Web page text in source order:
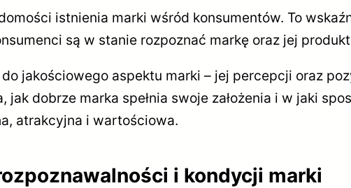
istnienia marki wśród konsumentów. To
są w stanie rozpoznać markę oraz jej
jakościowego aspektu marki – jej percepcji oraz
dobrze marka spełnia swoje założenia i w jaki
atrakcyjna i wartościowa.
i kondycji marki